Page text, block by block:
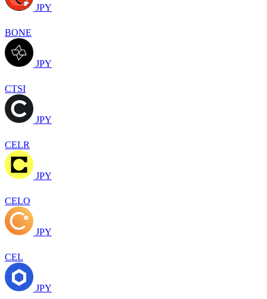
JPY
BONE
JPY
CTSI
JPY
CELR
JPY
CELO
JPY
CEL
JPY